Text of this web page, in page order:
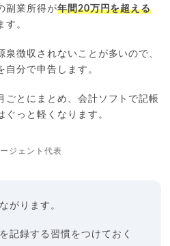
副業所得が年間20万円を超える
す。
徴収されないことが多いので、
分で申告します。
ごとにまとめ、会計ソフトで記帳
ぐっと軽くなります。
ジェント代表
がります。
記録する習慣をつけておく